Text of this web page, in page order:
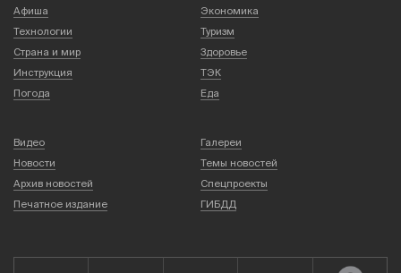
Афиша
Экономика
Технологии
Туризм
Страна и мир
Здоровье
Инструкция
ТЭК
Погода
Еда
Видео
Галереи
Новости
Темы новостей
Архив новостей
Спецпроекты
Печатное издание
ГИБДД